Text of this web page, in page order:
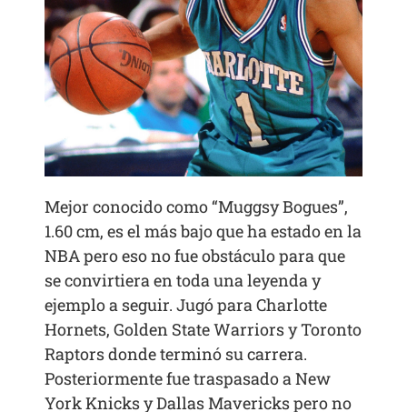
Mejor conocido como “Muggsy Bogues”,
1.60 cm, es el más bajo que ha estado en la
NBA pero eso no fue obstáculo para que
se convirtiera en toda una leyenda y
ejemplo a seguir. Jugó para Charlotte
Hornets, Golden State Warriors y Toronto
Raptors donde terminó su carrera.
Posteriormente fue traspasado a New
York Knicks y Dallas Mavericks pero no